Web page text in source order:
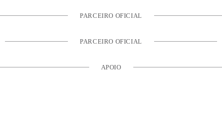
PARCEIRO OFICIAL
PARCEIRO OFICIAL
APOIO